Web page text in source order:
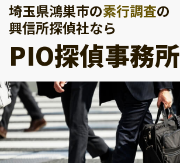
埼玉県鴻巣市の素行調査の
興信所探偵社なら
PIO探偵事務所